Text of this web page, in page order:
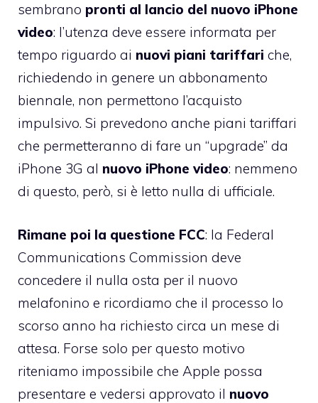
sembrano pronti al lancio del nuovo iPhone
video: l’utenza deve essere informata per
tempo riguardo ai nuovi piani tariffari che,
richiedendo in genere un abbonamento
biennale, non permettono l’acquisto
impulsivo. Si prevedono anche piani tariffari
che permetteranno di fare un “upgrade” da
iPhone 3G al nuovo iPhone video: nemmeno
di questo, però, si è letto nulla di ufficiale.
Rimane poi la questione FCC: la Federal
Communications Commission deve
concedere il nulla osta per il nuovo
melafonino e ricordiamo che il processo lo
scorso anno ha richiesto circa un mese di
attesa. Forse solo per questo motivo
riteniamo impossibile che Apple possa
presentare e vedersi approvato il nuovo